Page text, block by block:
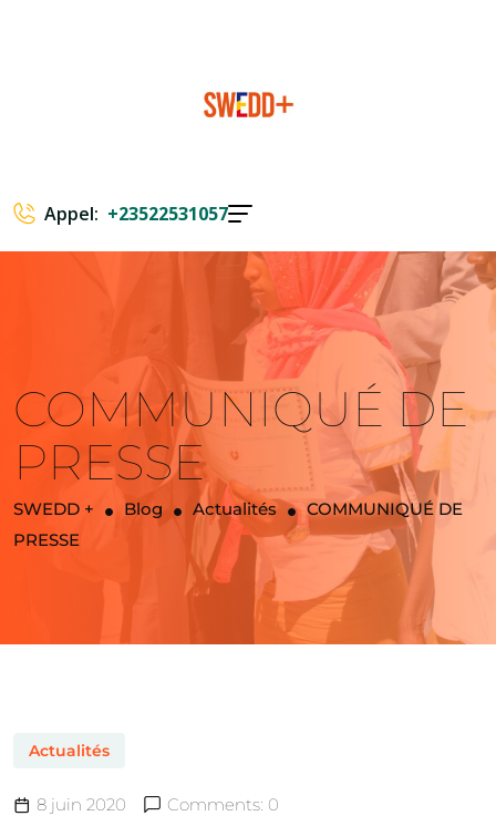
Appel: +23522531057
COMMUNIQUÉ DE
PRESSE
SWEDD + Blog Actualités
COMMUNIQUÉ DE
PRESSE
Actualités
8 juin 2020 Comments: 0